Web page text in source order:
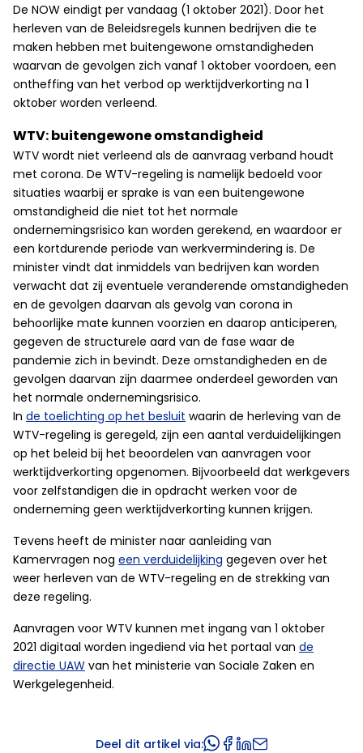
De NOW eindigt per vandaag (1 oktober 2021). Door het
herleven van de Beleidsregels kunnen bedrijven die te
maken hebben met buitengewone omstandigheden
waarvan de gevolgen zich vanaf 1 oktober voordoen, een
ontheffing van het verbod op werktijdverkorting na 1
oktober worden verleend.
WTV: buitengewone omstandigheid
WTV wordt niet verleend als de aanvraag verband houdt
met corona. De WTV-regeling is namelijk bedoeld voor
situaties waarbij er sprake is van een buitengewone
omstandigheid die niet tot het normale
ondernemingsrisico kan worden gerekend, en waardoor er
een kortdurende periode van werkvermindering is. De
minister vindt dat inmiddels van bedrijven kan worden
verwacht dat zij eventuele veranderende omstandigheden
en de gevolgen daarvan als gevolg van corona in
behoorlijke mate kunnen voorzien en daarop anticiperen,
gegeven de structurele aard van de fase waar de
pandemie zich in bevindt. Deze omstandigheden en de
gevolgen daarvan zijn daarmee onderdeel geworden van
het normale ondernemingsrisico.
In de toelichting op het besluit waarin de herleving van de
WTV-regeling is geregeld, zijn een aantal verduidelijkingen
op het beleid bij het beoordelen van aanvragen voor
werktijdverkorting opgenomen. Bijvoorbeeld dat werkgevers
voor zelfstandigen die in opdracht werken voor de
onderneming geen werktijdverkorting kunnen krijgen.
Tevens heeft de minister naar aanleiding van
Kamervragen nog een verduidelijking gegeven over het
weer herleven van de WTV-regeling en de strekking van
deze regeling.
Aanvragen voor WTV kunnen met ingang van 1 oktober
2021 digitaal worden ingediend via het portaal van de
directie UAW van het ministerie van Sociale Zaken en
Werkgelegenheid.
Deel dit artikel via: